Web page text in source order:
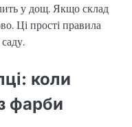
у дощ. Якщо склад
Ці прості правила
коли
фарби